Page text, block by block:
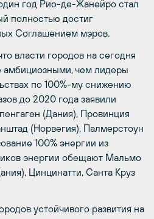
год Рио-де-Жанейро стал
полностью достиг
Соглашением мэров.
власти городов на сегодня
амбициозными, чем лидеры
по 100%-му снижению
до 2020 года заявили
(Дания), Провинция
(Норвегия), Палмерстоун
100% энергии из
энергии обещают Мальмо
Цинцинатти, Санта Круз
устойчивого развития на